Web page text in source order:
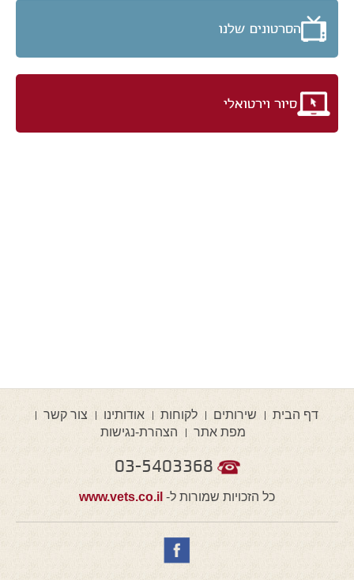
הסרטונים שלנו
סיור וירטואלי
דף הבית שירותים לקוחות אודותינו
צור קשר
מפת אתר
הצהרת-נגישות
03-5403368
כל הזכויות שמורות ל- www.vets.co.il